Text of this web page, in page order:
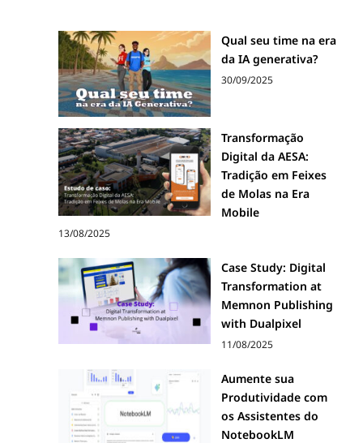
Qual seu time na era
da IA generativa?
30/09/2025
Transformação
Digital da AESA:
Tradição em Feixes
de Molas na Era
Mobile
13/08/2025
Case Study: Digital
Transformation at
Memnon Publishing
with Dualpixel
11/08/2025
Aumente sua
Produtividade com
os Assistentes do
NotebookLM